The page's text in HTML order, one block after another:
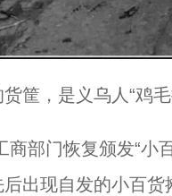
，是义乌人“鸡毛
门恢复颁发“小
出现自发的小百